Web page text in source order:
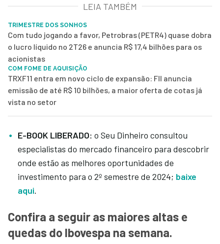
LEIA TAMBÉM
TRIMESTRE DOS SONHOS
Com tudo jogando a favor, Petrobras (PETR4) quase dobra
o lucro líquido no 2T26 e anuncia R$ 17,4 bilhões para os
acionistas
COM FOME DE AQUISIÇÃO
TRXF11 entra em novo ciclo de expansão: FII anuncia
emissão de até R$ 10 bilhões, a maior oferta de cotas já
vista no setor
E-BOOK LIBERADO: o Seu Dinheiro consultou
especialistas do mercado financeiro para descobrir
onde estão as melhores oportunidades de
investimento para o 2º semestre de 2024; baixe
aqui.
Confira a seguir as maiores altas e
quedas do Ibovespa na semana.